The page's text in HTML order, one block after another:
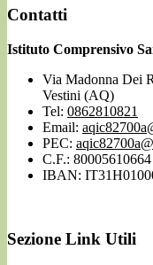
Contatti
Istituto Comprensivo
Via Madonna Dei
Vestini (AQ)
Tel: 0862810821
Email:
PEC:
C.F.: 80005610664
IBAN:
Sezione Link Utili